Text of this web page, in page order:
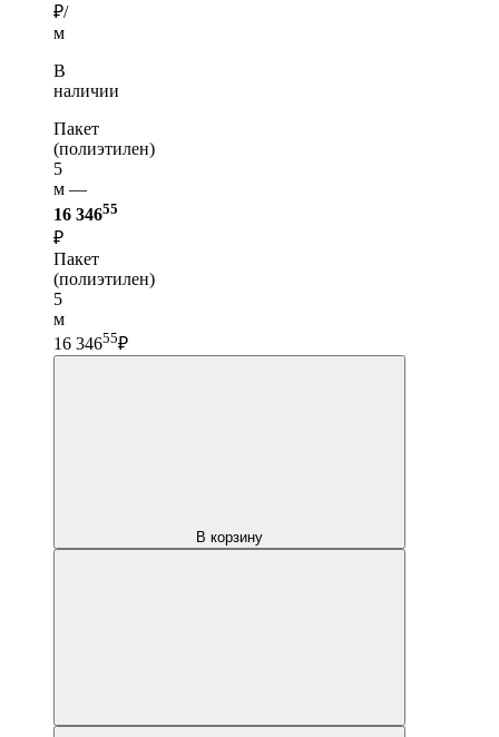
₽/
м
В
наличии
Пакет
(полиэтилен)
5
м —
16 34655
₽
Пакет
(полиэтилен)
5
м
16 34655₽
В корзину